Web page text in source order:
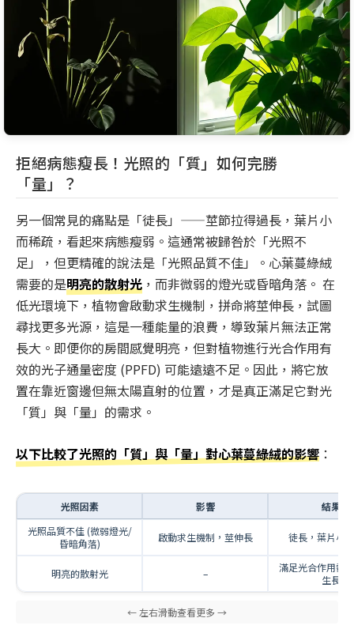
拒絕病態瘦長！光照的「質」如何完勝
「量」？
另一個常見的痛點是「徒長」——莖節拉得過長，葉片小
而稀疏，看起來病態瘦弱。這通常被歸咎於「光照不
足」，但更精確的說法是「光照品質不佳」。心葉蔓綠絨
需要的是明亮的散射光 ，而非微弱的燈光或昏暗角落。 在
低光環境下，植物會啟動求生機制，拼命將莖伸長，試圖
尋找更多光源，這是一種能量的浪費，導致葉片無法正常
長大。即便你的房間感覺明亮，但對植物進行光合作用有
效的光子通量密度 (PPFD) 可能遠遠不足。因此，將它放
置在靠近窗邊但無太陽直射的位置，才是真正滿足它對光
「質」與「量」的需求。
以下比較了光照的「質」與「量」對心葉蔓綠絨的影響 ：
光照因素 影響
結果
光照品質不佳 (微弱燈光/
昏暗角落)
啟動求生機制，莖伸長 徒長，葉片小
明亮的散射光 –
滿足光合作用需
生長